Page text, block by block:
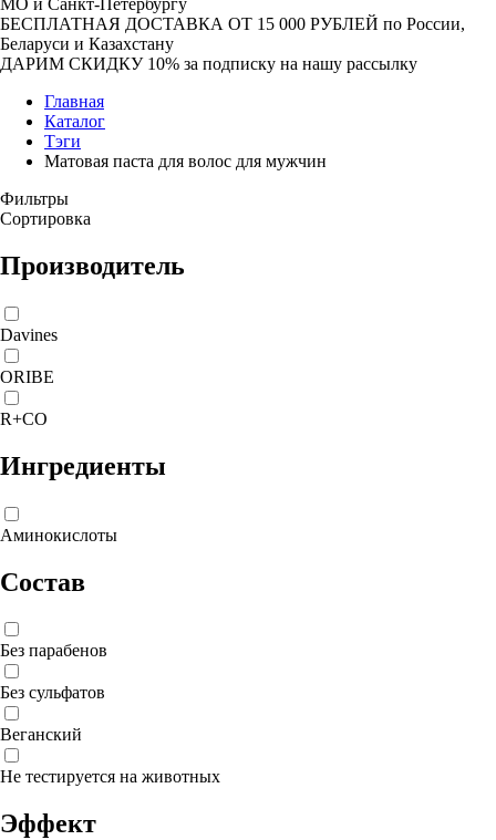
МО и Санкт-Петербургу
БЕСПЛАТНАЯ ДОСТАВКА ОТ 15 000 РУБЛЕЙ по России,
Беларуси и Казахстану
ДАРИМ СКИДКУ 10% за подписку на нашу рассылку
Главная
Каталог
Тэги
Матовая паста для волос для мужчин
Фильтры
Сортировка
Производитель
Davines
ORIBE
R+CO
Ингредиенты
Аминокислоты
Состав
Без парабенов
Без сульфатов
Веганский
Не тестируется на животных
Эффект